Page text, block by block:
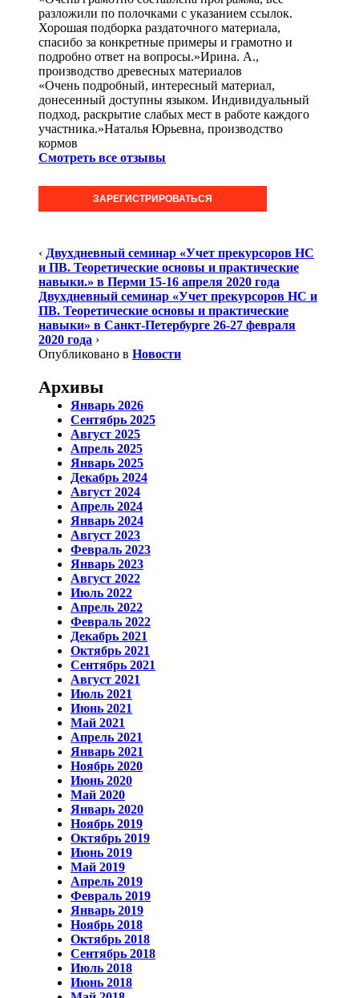
разложили по полочками с указанием ссылок.
Хорошая подборка раздаточного материала,
спасибо за конкретные примеры и грамотно и
подробно ответ на вопросы.»Ирина. А.,
производство древесных материалов
«Очень подробный, интересный материал,
донесенный доступны языком. Индивидуальный
подход, раскрытие слабых мест в работе каждого
участника.»Наталья Юрьевна, производство
кормов
Смотреть все отзывы
ЗАРЕГИСТРИРОВАТЬСЯ
‹ Двухдневный семинар «Учет прекурсоров НС
и ПВ. Теоретические основы и практические
навыки.» в Перми 15-16 апреля 2020 года
Двухдневный семинар «Учет прекурсоров НС и
ПВ. Теоретические основы и практические
навыки» в Санкт-Петербурге 26-27 февраля
2020 года ›
Опубликовано в Новости
Архивы
Январь 2026
Сентябрь 2025
Август 2025
Апрель 2025
Январь 2025
Декабрь 2024
Август 2024
Апрель 2024
Январь 2024
Август 2023
Февраль 2023
Январь 2023
Август 2022
Июль 2022
Апрель 2022
Февраль 2022
Декабрь 2021
Октябрь 2021
Сентябрь 2021
Август 2021
Июль 2021
Июнь 2021
Май 2021
Апрель 2021
Январь 2021
Ноябрь 2020
Июнь 2020
Май 2020
Январь 2020
Ноябрь 2019
Октябрь 2019
Июнь 2019
Май 2019
Апрель 2019
Февраль 2019
Январь 2019
Ноябрь 2018
Октябрь 2018
Сентябрь 2018
Июль 2018
Июнь 2018